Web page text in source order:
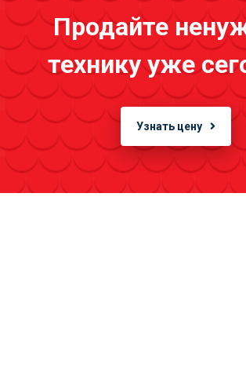
Продайте
технику уже
Узнать цену